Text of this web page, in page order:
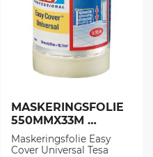
MASKERINGSFOLIE
550MMX33M
UNIVERSAL (1 st/frp)
Maskeringsfolie Easy
Cover Universal Tesa